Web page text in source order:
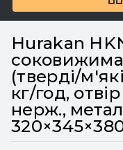
Hurakan
(тверді/
кг/год,
нерж.,